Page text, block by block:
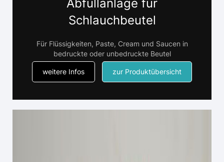
Abfüllanlage für
Schlauchbeutel
Für Flüssigkeiten, Paste, Cream und Saucen in
bedruckte oder unbedruckte Beutel
weitere Infos zur Produktübersicht